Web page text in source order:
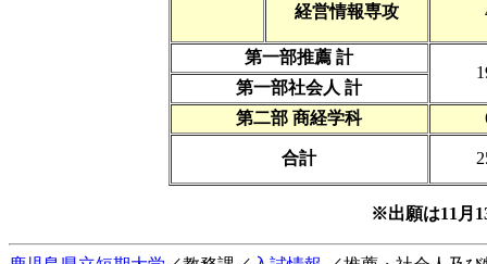
経営情報専攻
第一部推薦 計
第一部社会人 計
第二部 商経学科
合計
※出願は11月